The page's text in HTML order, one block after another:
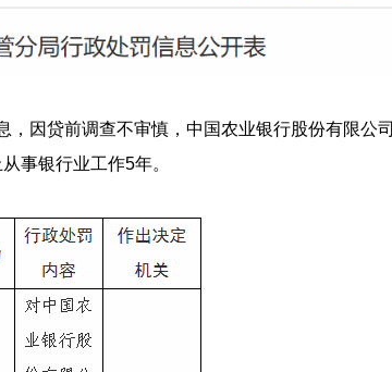
，因贷前调查不审慎，中国农业银行股份有限公司
事银行业工作5年。